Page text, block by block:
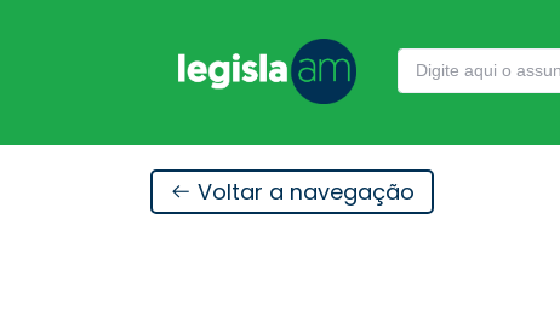
Voltar a navegação